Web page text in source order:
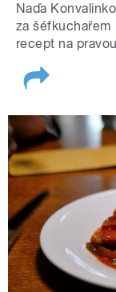
Naďa
za šéfkuchařem
recept na